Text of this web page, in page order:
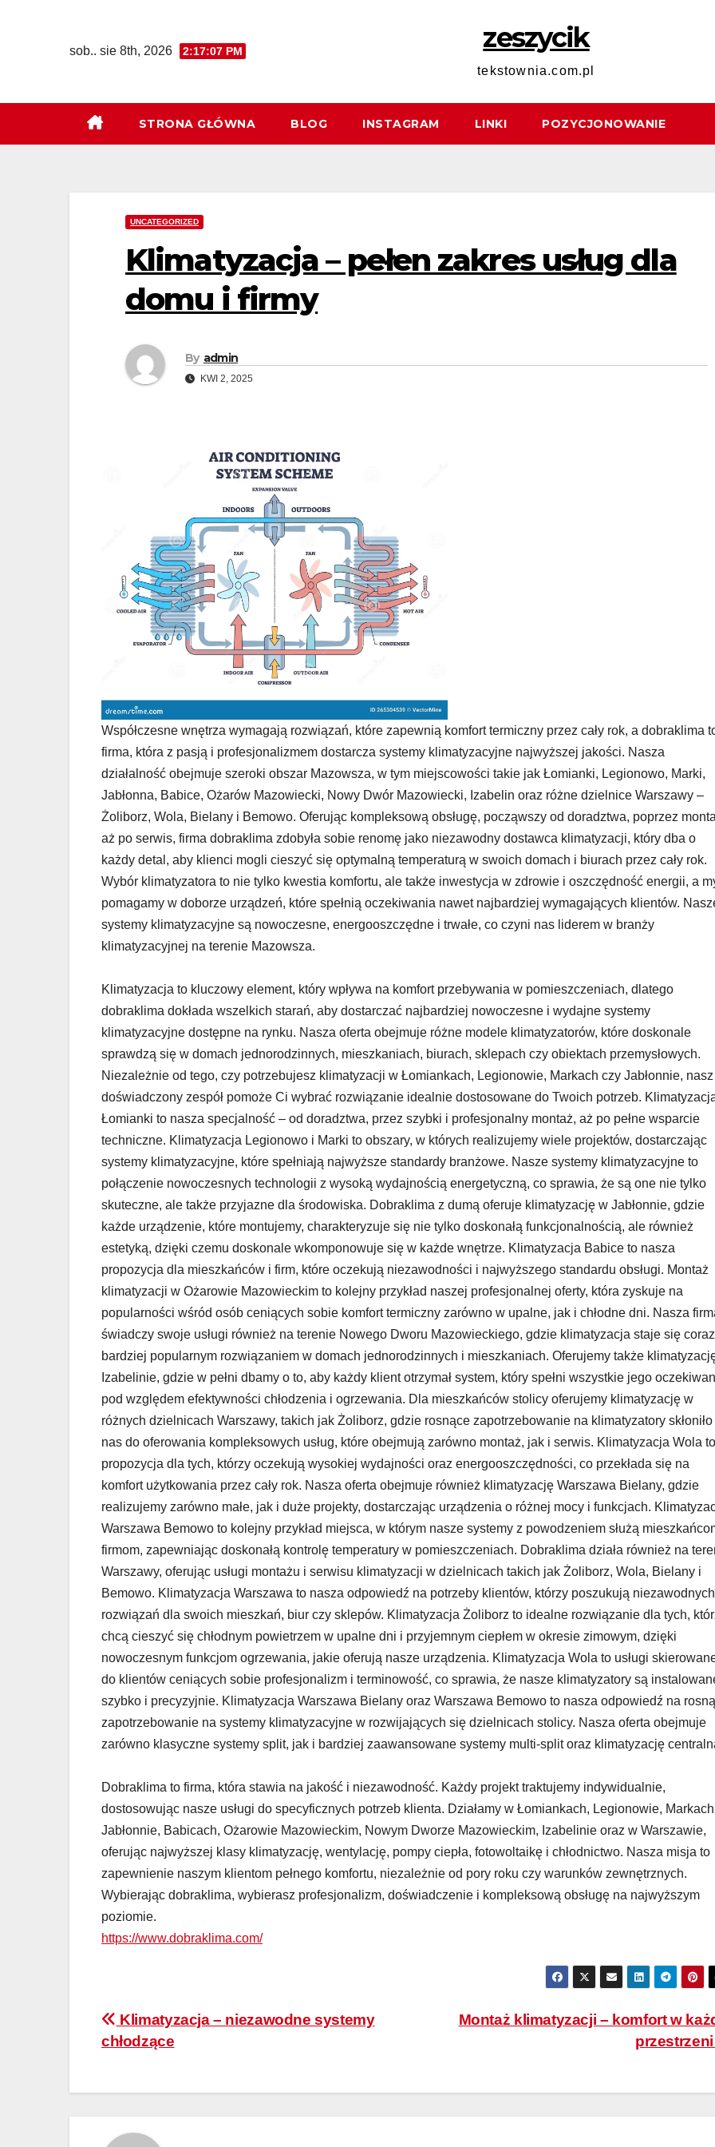
sob.. sie 8th, 2026 2:17:08 PM zeszycik
tekstownia.com.pl
STRONA GŁÓWNA BLOG INSTAGRAM LINKI POZYCJONOWANIE
UNCATEGORIZED
Klimatyzacja – pełen zakres usług dla
domu i firmy
By admin
KWI 2, 2025
Współczesne wnętrza wymagają rozwiązań, które zapewnią komfort termiczny przez cały rok, a dobraklima
firma, która z pasją i profesjonalizmem dostarcza systemy klimatyzacyjne najwyższej jakości. Nasza
działalność obejmuje szeroki obszar Mazowsza, w tym miejscowości takie jak Łomianki, Legionowo, Marki,
Jabłonna, Babice, Ożarów Mazowiecki, Nowy Dwór Mazowiecki, Izabelin oraz różne dzielnice Warszawy –
Żoliborz, Wola, Bielany i Bemowo. Oferując kompleksową obsługę, począwszy od doradztwa, poprzez
aż po serwis, firma dobraklima zdobyła sobie renomę jako niezawodny dostawca klimatyzacji, który dba o
każdy detal, aby klienci mogli cieszyć się optymalną temperaturą w swoich domach i biurach przez cały rok.
Wybór klimatyzatora to nie tylko kwestia komfortu, ale także inwestycja w zdrowie i oszczędność energii, a
pomagamy w doborze urządzeń, które spełnią oczekiwania nawet najbardziej wymagających klientów.
systemy klimatyzacyjne są nowoczesne, energooszczędne i trwałe, co czyni nas liderem w branży
klimatyzacyjnej na terenie Mazowsza.
Klimatyzacja to kluczowy element, który wpływa na komfort przebywania w pomieszczeniach, dlatego
dobraklima dokłada wszelkich starań, aby dostarczać najbardziej nowoczesne i wydajne systemy
klimatyzacyjne dostępne na rynku. Nasza oferta obejmuje różne modele klimatyzatorów, które doskonale
sprawdzą się w domach jednorodzinnych, mieszkaniach, biurach, sklepach czy obiektach przemysłowych.
Niezależnie od tego, czy potrzebujesz klimatyzacji w Łomiankach, Legionowie, Markach czy Jabłonnie, nasz
doświadczony zespół pomoże Ci wybrać rozwiązanie idealnie dostosowane do Twoich potrzeb.
Łomianki to nasza specjalność – od doradztwa, przez szybki i profesjonalny montaż, aż po pełne wsparcie
techniczne. Klimatyzacja Legionowo i Marki to obszary, w których realizujemy wiele projektów, dostarczając
systemy klimatyzacyjne, które spełniają najwyższe standardy branżowe. Nasze systemy klimatyzacyjne to
połączenie nowoczesnych technologii z wysoką wydajnością energetyczną, co sprawia, że są one nie tylko
skuteczne, ale także przyjazne dla środowiska. Dobraklima z dumą oferuje klimatyzację w Jabłonnie, gdzie
każde urządzenie, które montujemy, charakteryzuje się nie tylko doskonałą funkcjonalnością, ale również
estetyką, dzięki czemu doskonale wkomponowuje się w każde wnętrze. Klimatyzacja Babice to nasza
propozycja dla mieszkańców i firm, które oczekują niezawodności i najwyższego standardu obsługi. Montaż
klimatyzacji w Ożarowie Mazowieckim to kolejny przykład naszej profesjonalnej oferty, która zyskuje na
popularności wśród osób ceniących sobie komfort termiczny zarówno w upalne, jak i chłodne dni. Nasza
świadczy swoje usługi również na terenie Nowego Dworu Mazowieckiego, gdzie klimatyzacja staje się coraz
bardziej popularnym rozwiązaniem w domach jednorodzinnych i mieszkaniach. Oferujemy także
Izabelinie, gdzie w pełni dbamy o to, aby każdy klient otrzymał system, który spełni wszystkie jego
pod względem efektywności chłodzenia i ogrzewania. Dla mieszkańców stolicy oferujemy klimatyzację w
różnych dzielnicach Warszawy, takich jak Żoliborz, gdzie rosnące zapotrzebowanie na klimatyzatory skłoniło
nas do oferowania kompleksowych usług, które obejmują zarówno montaż, jak i serwis. Klimatyzacja Wola to
propozycja dla tych, którzy oczekują wysokiej wydajności oraz energooszczędności, co przekłada się na
komfort użytkowania przez cały rok. Nasza oferta obejmuje również klimatyzację Warszawa Bielany, gdzie
realizujemy zarówno małe, jak i duże projekty, dostarczając urządzenia o różnej mocy i funkcjach.
Warszawa Bemowo to kolejny przykład miejsca, w którym nasze systemy z powodzeniem służą
firmom, zapewniając doskonałą kontrolę temperatury w pomieszczeniach. Dobraklima działa również na
Warszawy, oferując usługi montażu i serwisu klimatyzacji w dzielnicach takich jak Żoliborz, Wola, Bielany i
Bemowo. Klimatyzacja Warszawa to nasza odpowiedź na potrzeby klientów, którzy poszukują niezawodnych
rozwiązań dla swoich mieszkań, biur czy sklepów. Klimatyzacja Żoliborz to idealne rozwiązanie dla tych,
chcą cieszyć się chłodnym powietrzem w upalne dni i przyjemnym ciepłem w okresie zimowym, dzięki
nowoczesnym funkcjom ogrzewania, jakie oferują nasze urządzenia. Klimatyzacja Wola to usługi
do klientów ceniących sobie profesjonalizm i terminowość, co sprawia, że nasze klimatyzatory są
szybko i precyzyjnie. Klimatyzacja Warszawa Bielany oraz Warszawa Bemowo to nasza odpowiedź na
zapotrzebowanie na systemy klimatyzacyjne w rozwijających się dzielnicach stolicy. Nasza oferta obejmuje
zarówno klasyczne systemy split, jak i bardziej zaawansowane systemy multi-split oraz klimatyzację
Dobraklima to firma, która stawia na jakość i niezawodność. Każdy projekt traktujemy indywidualnie,
dostosowując nasze usługi do specyficznych potrzeb klienta. Działamy w Łomiankach, Legionowie,
Jabłonnie, Babicach, Ożarowie Mazowieckim, Nowym Dworze Mazowieckim, Izabelinie oraz w Warszawie,
oferując najwyższej klasy klimatyzację, wentylację, pompy ciepła, fotowoltaikę i chłodnictwo. Nasza misja to
zapewnienie naszym klientom pełnego komfortu, niezależnie od pory roku czy warunków zewnętrznych.
Wybierając dobraklima, wybierasz profesjonalizm, doświadczenie i kompleksową obsługę na najwyższym
poziomie.
https://www.dobraklima.com/
Nawigacja
wpisu
Montaż klimatyzacji – komfort w
przestrzeni
Klimatyzacja – niezawodne systemy
chłodzące